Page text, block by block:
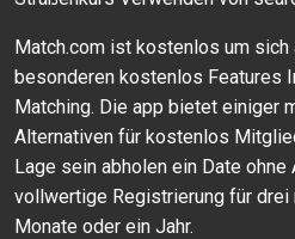
Match.com ist kostenlos um sich
besonderen kostenlos Features
Matching. Die app bietet einiger
Alternativen für kostenlos
Lage sein abholen ein Date
vollwertige Registrierung für drei
Monate oder ein Jahr.